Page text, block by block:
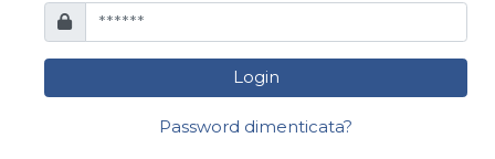
Login
Password dimenticata?